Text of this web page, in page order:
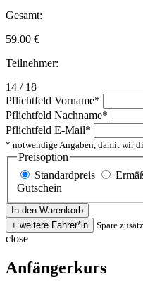
Gesamt:
59.00 €
Teilnehmer:
14 / 18
Pflichtfeld Vorname*
Pflichtfeld Nachname*
Pflichtfeld E-Mail*
* notwendige Angaben, damit wir
Preisoption
Standardpreis
Gutschein
Spare
close
Anfängerkurs